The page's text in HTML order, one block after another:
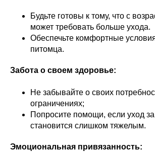
Будьте готовы к тому, что с
может требовать больше ухода.
Обеспечьте комфортные
питомца.
Забота о своем здоровье:
Не забывайте о своих
ограничениях;
Попросите помощи, если уход
становится слишком тяжелым.
Эмоциональная привязанность: